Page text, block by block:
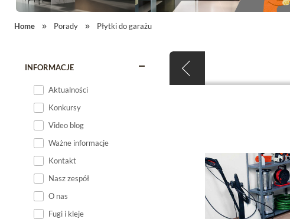
Home Porady Płytki do garażu
INFORMACJE
Aktualności
Konkursy
Video blog
Ważne informacje
Kontakt
Nasz zespół
O nas
Fugi i kleje